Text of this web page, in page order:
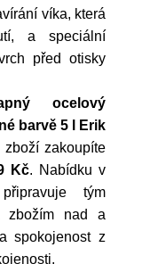
víka, která
a speciální
před otisky
ocelový
barvě 5 l Erik
zboží zakoupíte
Kč. Nabídku v
tým
zbožím nad a
spokojenost z